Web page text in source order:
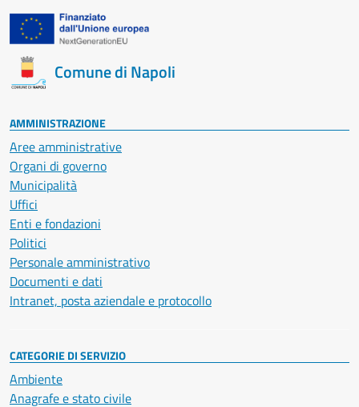
Comune di Napoli
AMMINISTRAZIONE
Aree amministrative
Organi di governo
Municipalità
Uffici
Enti e fondazioni
Politici
Personale amministrativo
Documenti e dati
Intranet, posta aziendale e protocollo
CATEGORIE DI SERVIZIO
Ambiente
Anagrafe e stato civile